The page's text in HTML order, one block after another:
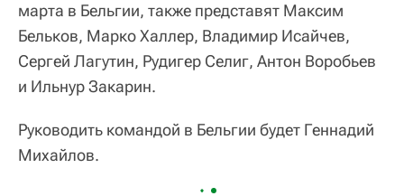
марта в Бельгии, также представят Максим
Бельков, Марко Халлер, Владимир Исайчев,
Сергей Лагутин, Рудигер Селиг, Антон Воробьев
и Ильнур Закарин.
Руководить командой в Бельгии будет Геннадий
Михайлов.